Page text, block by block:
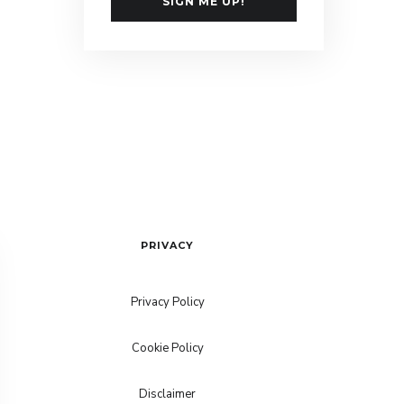
PRIVACY
Privacy Policy
Cookie Policy
Disclaimer